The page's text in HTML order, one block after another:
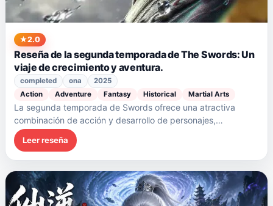
2.0
Reseña de la segunda temporada de The Swords: Un
viaje de crecimiento y aventura.
completed ona
2025
Action
Adventure Fantasy Historical Martial Arts
La segunda temporada de Swords ofrece una atractiva
combinación de acción y desarrollo de personajes,
mientras…
Leer reseña